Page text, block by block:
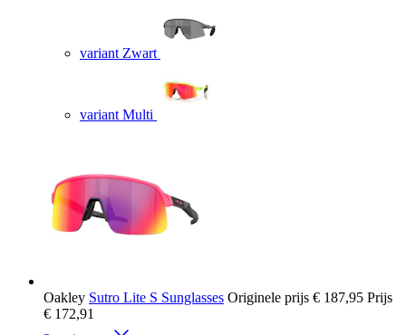
variant Zwart
variant Multi
Oakley Sutro Lite S Sunglasses Originele prijs € 187,95 Prijs
€ 172,91